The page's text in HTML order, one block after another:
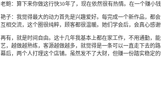
老鲍：算下来你做这行快30年了，现在依然很有热情。在一个赚小
艳子：我觉得最大的动力首先是兴趣爱好。每完成一个新作品，都
互相交流，这个圈很纯粹，顾客都很温暖。她们学会后，会真心感
再有，就是时间自由。这十几年我基本上都在家工作，不用通勤，
艺，越做越熟练，客源越做越多，就觉得是一条可以一直走下去的
幕后，两个人打理这个店铺。虽然发不了大财，但赚一份踏实稳定的